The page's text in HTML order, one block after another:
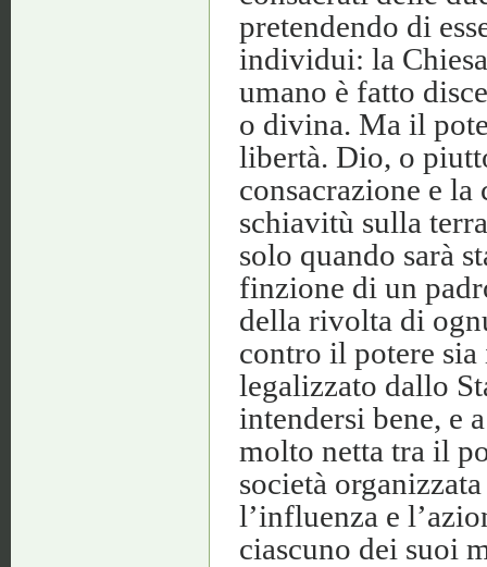
pretendendo di
individui: la
umano è fatto
o divina. Ma il
libertà. Dio, o
consacrazione e
schiavitù sulla
solo quando sarà
finzione di un
della rivolta di
contro il potere sia
legalizzato dallo
intendersi bene, e
molto netta tra il
società
l’influenza e
ciascuno dei suoi